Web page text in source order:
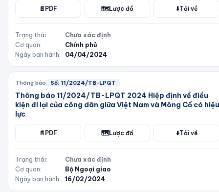
📄 PDF 🗺️Lược đồ ⬇️Tải về
Trạng thái:
Chưa xác định
Cơ quan:
Chính phủ
Ngày ban hành:
04/04/2024
Thông báo Số: 11/2024/TB-LPQT
Thông báo 11/2024/TB-LPQT 2024 Hiệp định về điều
kiện đi lại của công dân giữa Việt Nam và Mông Cổ có hiệu
lực
📄 PDF 🗺️Lược đồ ⬇️Tải về
Trạng thái:
Chưa xác định
Cơ quan:
Bộ Ngoại giao
Ngày ban hành:
16/02/2024